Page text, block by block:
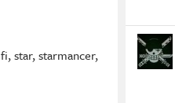
,star,starmancer,